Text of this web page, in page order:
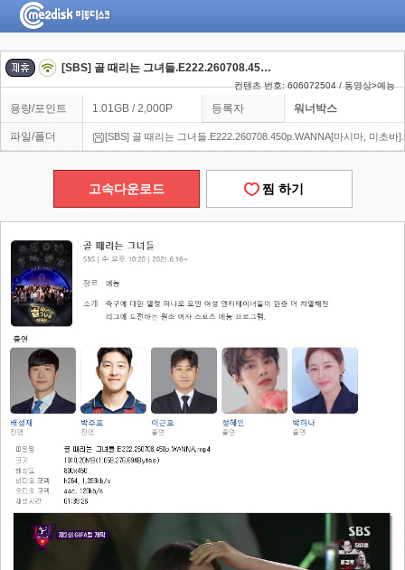
[SBS] 골 때리는 그녀들.E222.260708.450p.WANNA[마시마, 미초바]
컨텐츠 번호: 606072504 / 동영상>예능
용량/포인트 1.01GB / 2,000P 등록자 워너박스
파일/폴더 [SBS] 골 때리는 그녀들.E222.260708.450p.WANNA[마시마, 미초바
고속다운로드 찜 하기